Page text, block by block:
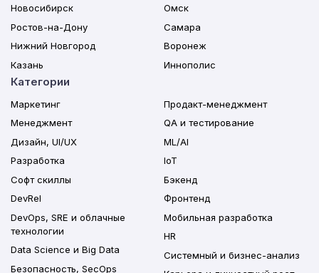
Новосибирск
Ростов-на-Дону
Нижний Новгород
Казань
Омск
Самара
Воронеж
Иннополис
Категории
Маркетинг
Менеджмент
Дизайн, UI/UX
Разработка
Софт скиллы
DevRel
DevOps, SRE и облачные
технологии
Data Science и Big Data
Безопасность, SecOps
Продакт-менеджмент
QA и тестирование
ML/AI
IoT
Бэкенд
Фронтенд
Мобильная разработка
HR
Системный и бизнес-анализ